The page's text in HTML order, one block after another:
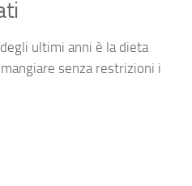
ultimi anni è la dieta
senza restrizioni i